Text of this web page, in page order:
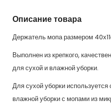
Описание товара
Держатель мопа размером
Выполнен из крепкого,
для сухой и влажной уборки.
Для сухой уборки
влажной уборки с мопами из